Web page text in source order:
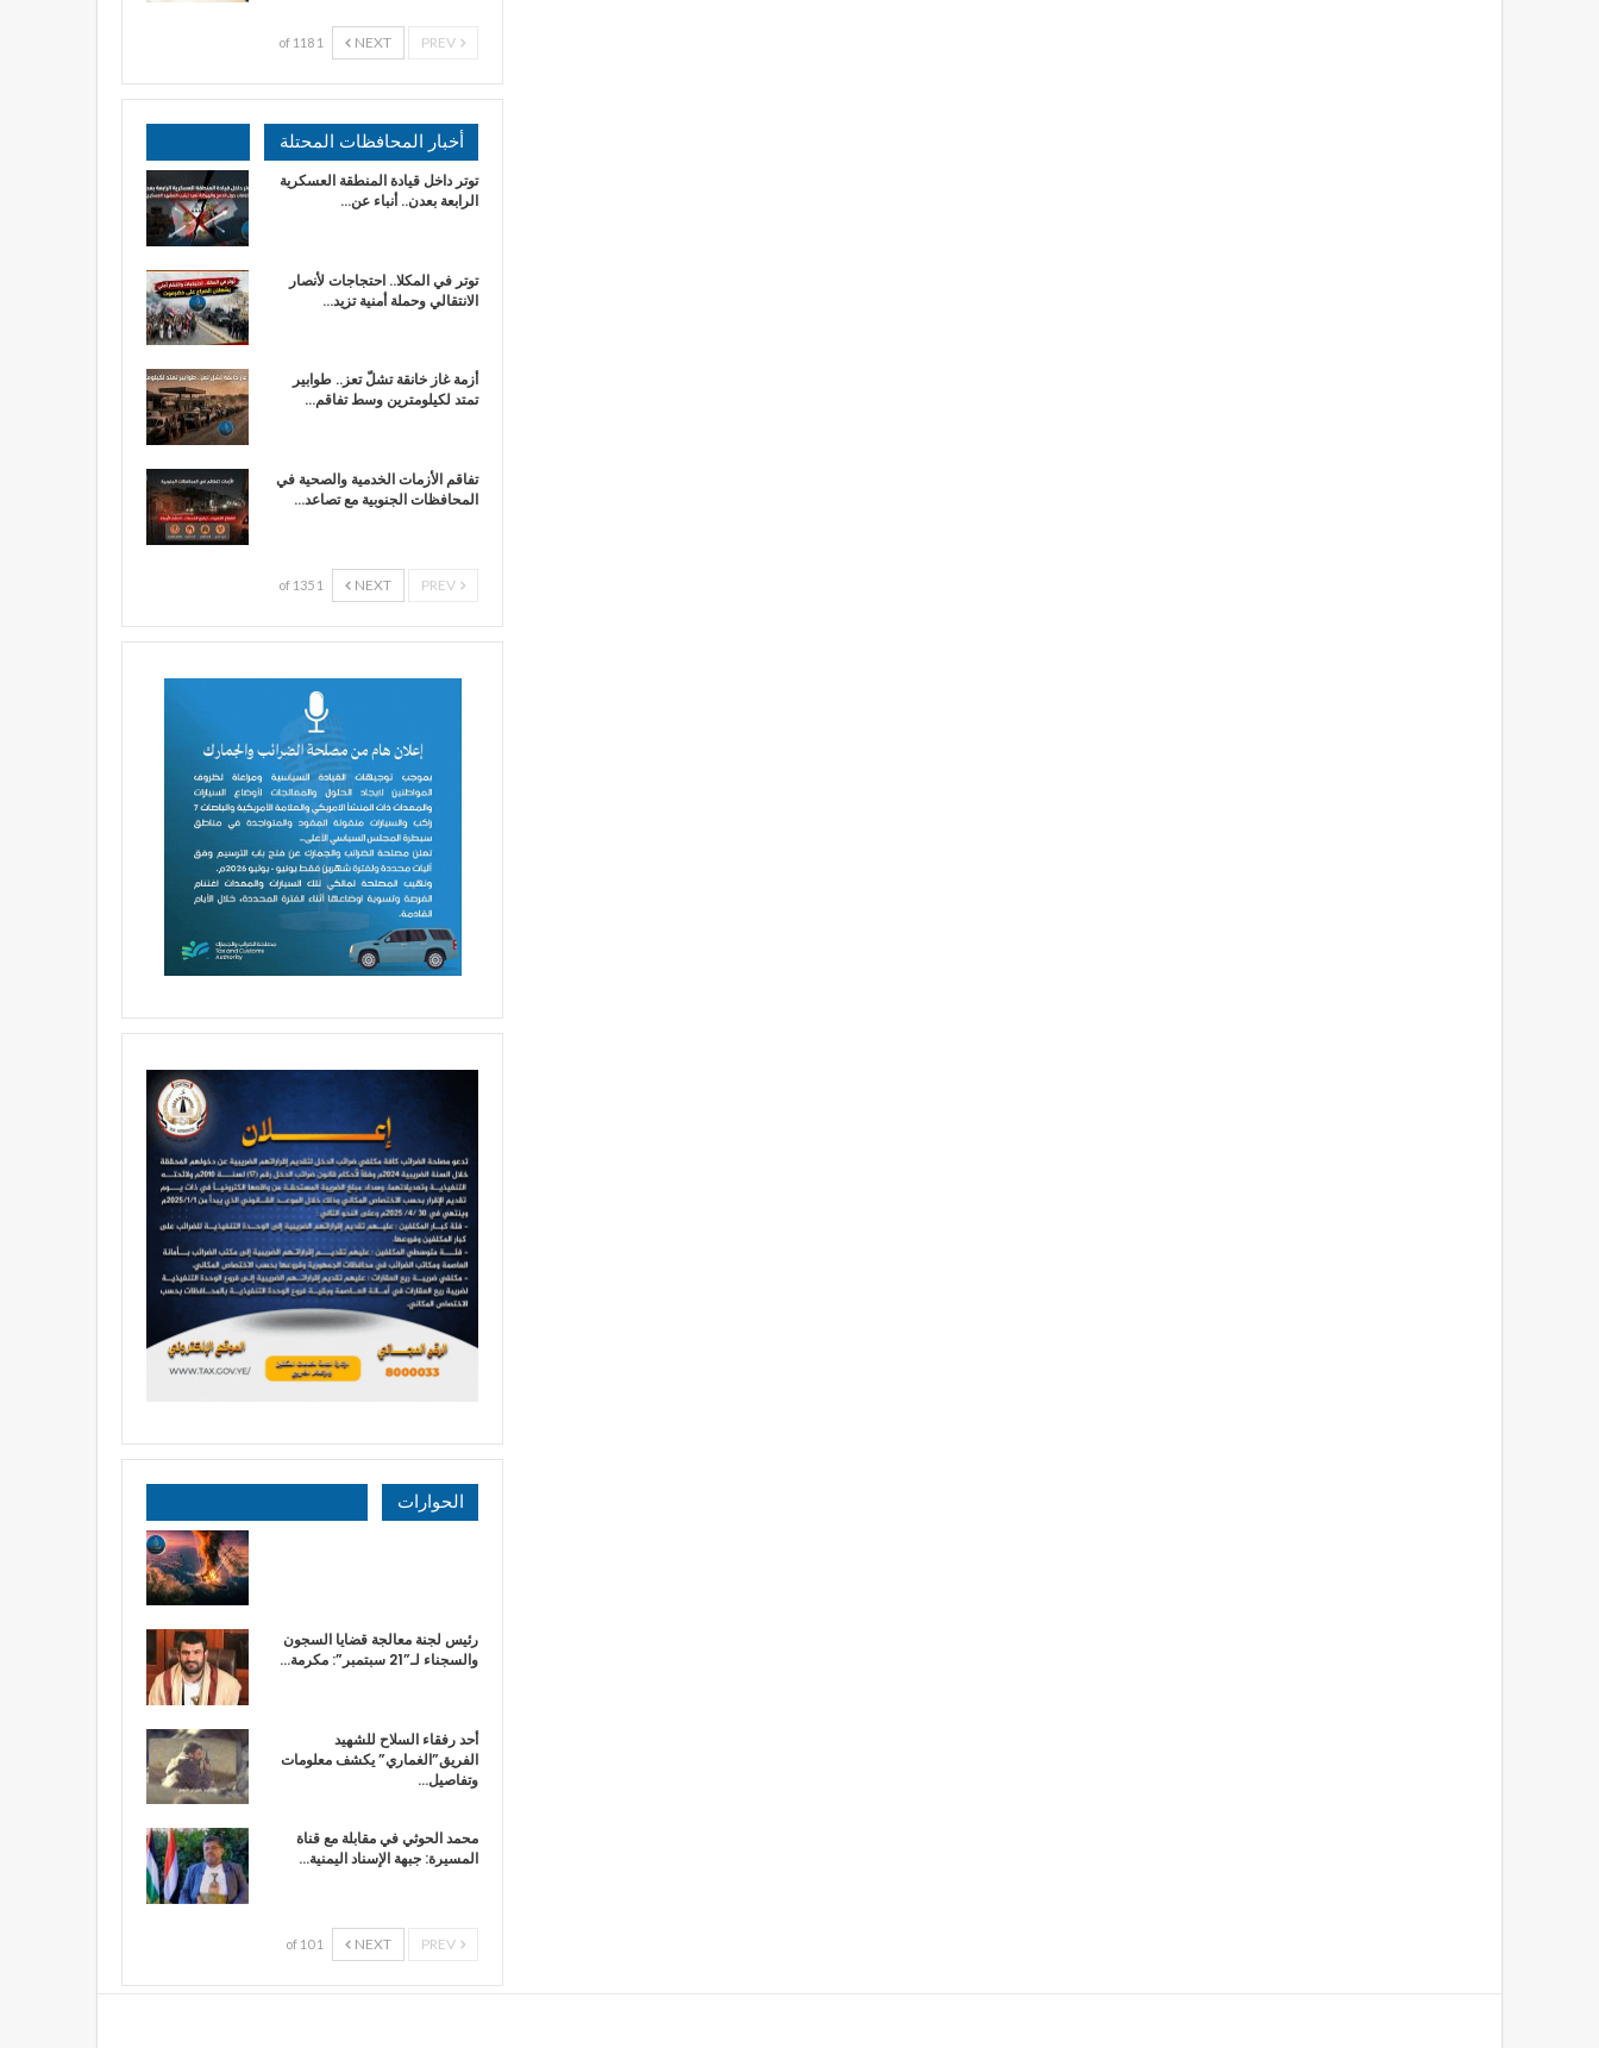
NEXT
1 of 118
أخبار المحافظات المحتلة
توتر داخل قيادة المنطقة العسكرية
الرابعة بعدن.. أنباء عن…
توتر في المكلا.. احتجاجات لأنصار
الانتقالي وحملة أمنية تزيد…
أزمة غاز خانقة تشلّ تعز.. طوابير
تمتد لكيلومترين وسط تفاقم…
تفاقم الأزمات الخدمية والصحية في
المحافظات الجنوبية مع تصاعد…
NEXT
1 of 135
الحوارات
رئيس لجنة معالجة قضايا السجون
والسجناء لـ”21 سبتمبر”: مكرمة…
أحد رفقاء السلاح للشهيد
الفريق”الغماري” يكشف معلومات
وتفاصيل…
محمد الحوثي في مقابلة مع قناة
المسيرة: جبهة الإسناد اليمنية…
NEXT
1 of 10